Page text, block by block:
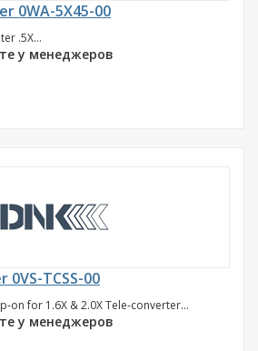
0WA-5X45-00
.5X...
у менеджеров
TCSS-00
on for 1.6X & 2.0X Tele-converter...
у менеджеров